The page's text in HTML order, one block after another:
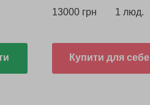
13000 грн 1 люд.
Купити для себе